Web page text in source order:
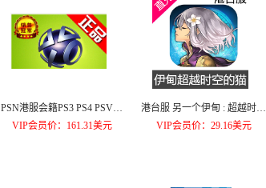
PSN港服会籍PS3 PS4 PSV点
卡PLUS+三档会员12个月
VIP会员价：161.31美元
港台服 另一个伊甸 : 超越时空
的猫 AnotherEden 国际服 代充
VIP会员价：29.16美元